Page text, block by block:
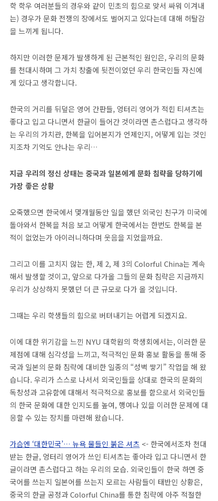
학 학우 여러분들의 경우와 같이 민초의 힘으로 맞서 싸워 이겨내
는) 경우가 문화 전쟁의 장에서도 벌어지고 있다는데 대해 허탈감
을 느끼게 됩니다.
하지만 이러한 문제가 발생하게 된 근본적인 원인은, 우리의 문화
를 천대시하며 그 가치 창출에 뒷전이었던 우리 한국인들 자신에
게 있다고 생각합니다.
한국의 거리를 뒤덮은 영어 간판들, 엉터리 영어가 적힌 티셔츠는
좋다고 입고 다니면서 한글이 들어간 것이라면 촌스럽다고 생각하
는 우리의 가치관, 한복을 입어본지가 언제인지, 어떻게 입는 것인
지조차 기억도 안나는 우리…
지금 우리의 정신 상태는 중국과 일본에게 문화 침략을 당하기에
가장 좋은 상황
오죽했으면 한국에서 몇개월동안 일을 했던 외국인 친구가 미국에
돌아와서 한복을 처음 보고 어떻게 한국에서는 한번도 한복을 본
적이 없었는가 아이러니하다며 웃음을 지었을까요.
그리고 이를 고치지 않는 한, 제 2, 제 3의 Colorful China는 계속
해서 발생할 것이고, 앞으로 다가올 그들의 문화 침략은 지금까지
우리가 상상하지 못했던 더 큰 규모로 다가 올 것입니다.
그때는 우리 학생들의 힘으로 버텨내기는 어렵게 되겠지요.
이에 대한 위기감을 느낀 NYU 대학원의 학생회에서는, 이러한 문
제점에 대해 심각성을 느끼고, 적극적인 문화 홍보 활동을 통해 중
국과 일본의 문화 침략에 대비한 일종의 “성벽 쌓기” 작업을 해 왔
습니다. 우리가 스스로 나서서 외국인들을 상대로 한국의 문화의
독창성과 고유함에 대해서 적극적으로 홍보를 함으로서 외국인들
의 한국 문화에 대한 인지도를 높여, 행여나 있을 이러한 문제에 대
응할 수 있는 장치를 마련해 왔습니다.
가슴엔 ‘대한민국’… 뉴욕 물들인 붉은 셔츠 <- 한국에서조차 천대
받는 한글, 엉터리 영어가 쓰인 티셔츠는 좋아라 입고 다니면서 한
글이라면 촌스럽다고 하는 우리의 모습. 외국인들이 한국 하면 중
국어를 쓰는지 일본어를 쓰는지 모르는 사람들이 태반인 상황은,
중국의 한글 공정과 Colorful China를 통한 침략에 아주 적절한